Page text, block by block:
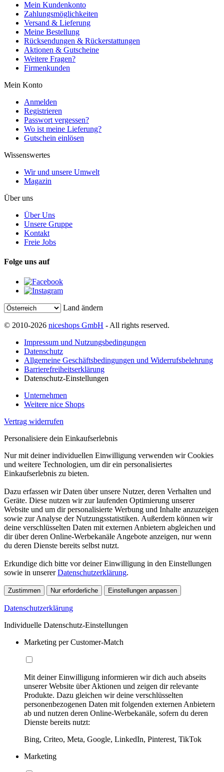
Mein Kundenkonto
Zahlungsmöglichkeiten
Versand & Lieferung
Meine Bestellung
Rücksendungen & Rückerstattungen
Aktionen & Gutscheine
Weitere Fragen?
Firmenkunden
Mein Konto
Anmelden
Registrieren
Passwort vergessen?
Wo ist meine Lieferung?
Gutschein einlösen
Wissenswertes
Wir und unsere Umwelt
Magazin
Über uns
Über Uns
Unsere Gruppe
Kontakt
Freie Jobs
Folge uns auf
Land ändern
© 2010-2026 niceshops GmbH - All rights reserved.
Impressum und Nutzungsbedingungen
Datenschutz
Allgemeine Geschäftsbedingungen und Widerrufsbelehrung
Barrierefreiheitserklärung
Datenschutz-Einstellungen
Unternehmen
Weitere nice Shops
Vertrag widerrufen
Personalisiere dein Einkaufserlebnis
Nur mit deiner individuellen Einwilligung verwenden wir Cookies
und weitere Technologien, um dir ein personalisiertes
Einkaufserlebnis zu bieten.
Dazu erfassen wir Daten über unsere Nutzer, deren Verhalten und
Geräte. Diese nutzen wir zur laufenden Optimierung unserer
Website und um dir personalisierte Werbung und Inhalte anzuzeigen
sowie zur Analyse der Nutzungsstatistiken. Außerdem können wir
deine verschlüsselten Daten mit externen Anbietern abgleichen und
dir über deren Online-Werbekanäle Angebote anzeigen, nur wenn
du deren Dienste bereits selbst nutzt.
Erkundige dich bitte vor deiner Einwilligung in den Einstellungen
sowie in unsererDatenschutzerklärung.
Zustimmen Nur erforderliche Einstellungen anpassen
Datenschutzerklärung
Individuelle Datenschutz-Einstellungen
Marketing per Customer-Match
Mit deiner Einwilligung informieren wir dich auch abseits
unserer Website über Aktionen und zeigen dir relevante
Produkte. Dazu gleichen wir deine verschlüsselten
personenbezogenen Daten mit folgenden externen Anbietern
ab und nutzen deren Online-Werbekanäle, sofern du deren
Dienste bereits nutzt:
Bing, Criteo, Meta, Google, LinkedIn, Pinterest, TikTok
Marketing